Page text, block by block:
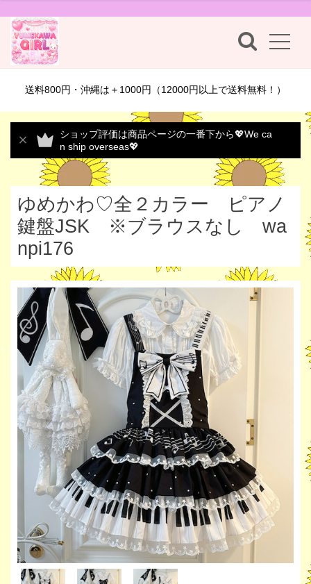
送料800円・沖縄は＋1000円（12000円以上で送料無料！）
ショップ評価は商品ページの一番下から💖We ca
n ship overseas💖
ゆめかわ♡全２カラー ピアノ
鍵盤JSK ※ブラウスなし wa
npi176